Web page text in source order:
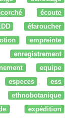
écoute
éfaroucher
empreinte
enregistrement
equipe
especes
ess
ethnobotanique
expédition